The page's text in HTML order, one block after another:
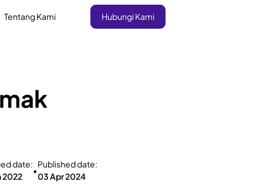
Tentang Kami Hubungi Kami
date:
2022
•
Published date:
03 Apr 2024